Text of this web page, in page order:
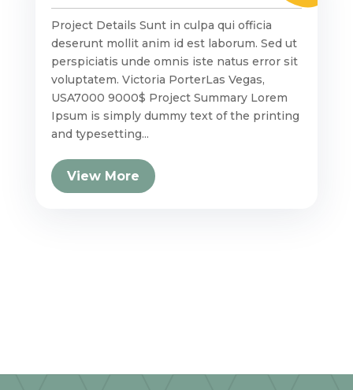
Project Details Sunt in culpa qui officia
deserunt mollit anim id est laborum. Sed ut
perspiciatis unde omnis iste natus error sit
voluptatem. Victoria PorterLas Vegas,
USA7000 9000$ Project Summary Lorem
Ipsum is simply dummy text of the printing
and typesetting...
View More